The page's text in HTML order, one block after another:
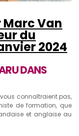
Van
du
2024
DANS
connaîtraient pas,
de formation, que
et anglaise au